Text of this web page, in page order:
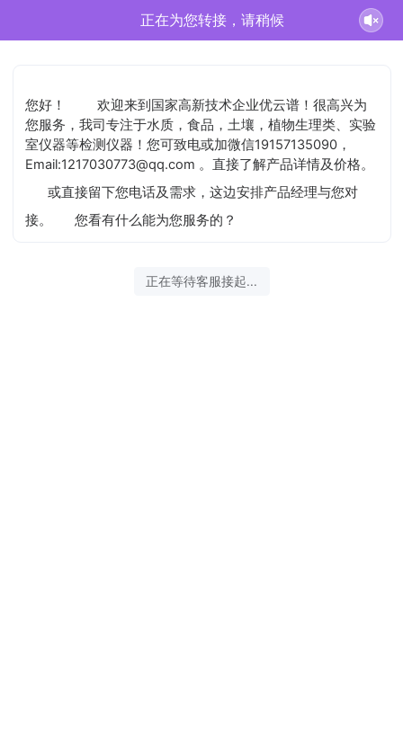
正在为您转接，请稍候
您好！
欢迎来到国家高新技术企业优云谱！很高兴为
您服务，我司专注于水质，食品，土壤，植物生理类、实验
室仪器等检测仪器！您可致电或加微信19157135090，
Email:1217030773@qq.com 。直接了解产品详情及价格。
或直接留下您电话及需求，这边安排产品经理与您对
接。
您看有什么能为您服务的？
正在等待客服接起...